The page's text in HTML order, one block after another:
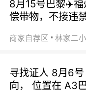
8月15号巴黎✈️
偿带物，不接违
商家自荐区 林家二
寻找证人 8月6
向， 位置在 A3